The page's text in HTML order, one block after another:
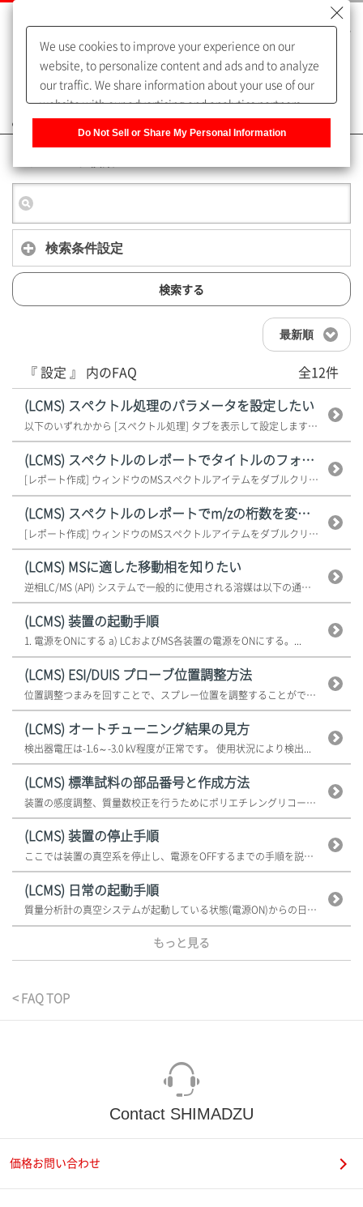
よくあるご質問（FAQ）
検索条件設定
検索する
最新順
『 設定 』 内のFAQ 全12件
(LCMS) スペクトル処理のパラメータを設定したい
以下のいずれかから [スペクトル処理] タブを表示して設定します。 [M...
(LCMS) スペクトルのレポートでタイトルのフォント...
[レポート作成] ウィンドウのMSスペクトルアイテムをダブルクリックし、[...
(LCMS) スペクトルのレポートでm/zの桁数を変えたい
[レポート作成] ウィンドウのMSスペクトルアイテムをダブルクリックし、[...
(LCMS) MSに適した移動相を知りたい
逆相LC/MS (API) システムで一般的に使用される溶媒は以下の通りで...
(LCMS) 装置の起動手順
1. 電源をONにする a) LCおよびMS各装置の電源をONにする。...
(LCMS) ESI/DUIS プローブ位置調整方法
位置調整つまみを回すことで、スプレー位置を調整することができます。 スプ...
(LCMS) オートチューニング結果の見方
検出器電圧は-1.6～-3.0 kV程度が正常です。 使用状況により検出...
(LCMS) 標準試料の部品番号と作成方法
装置の感度調整、質量数校正を行うためにポリエチレングリコール(PEG)20...
(LCMS) 装置の停止手順
ここでは装置の真空系を停止し、電源をOFFするまでの手順を説明します。 ...
(LCMS) 日常の起動手順
質量分析計の真空システムが起動している状態(電源ON)からの日常における起...
もっと見る
< FAQ TOP
Contact SHIMADZU
価格お問い合わせ
We use cookies to improve your experience on our
website, to personalize content and ads and to analyze
our traffic. We share information about your use of our
website with our advertising and analytics partners,
of our sharing information about you with our partners.
Information] to customize your cookie settings on our
website. Privacy Policy
Do Not Sell or Share My Personal Information